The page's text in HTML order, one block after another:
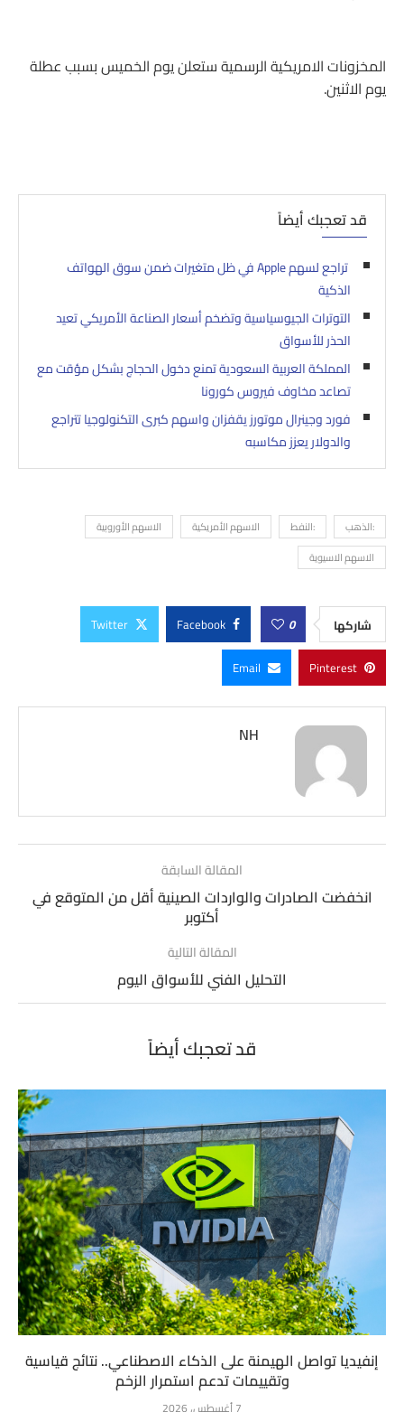
المخزونات الامريكية الرسمية ستعلن يوم الخميس بسبب عطلة
يوم الاثنين.
قد تعجبك أيضاً
تراجع لسهم Apple في ظل متغيرات ضمن سوق الهواتف
الذكية
التوترات الجيوسياسية وتضخم أسعار الصناعة الأمريكي تعيد
الحذر للأسواق
المملكة العربية السعودية تمنع دخول الحجاج بشكل مؤقت مع
تصاعد مخاوف فيروس كورونا
فورد وجينرال موتورز يقفزان واسهم كبرى التكنولوجيا تتراجع
والدولار يعزز مكاسبه
:الذهب :النفط الاسهم الأمريكية
الاسهم الأوروبية
الاسهم الاسيوية
شاركها 0
Facebook
Twitter
Pinterest
Email
NH
المقالة السابقة
انخفضت الصادرات والواردات الصينية أقل من المتوقع في
أكتوبر
المقالة التالية
التحليل الفني للأسواق اليوم
قد تعجبك أيضاً
إنفيديا تواصل الهيمنة على الذكاء الاصطناعي.. نتائج قياسية
وتقييمات تدعم استمرار الزخم